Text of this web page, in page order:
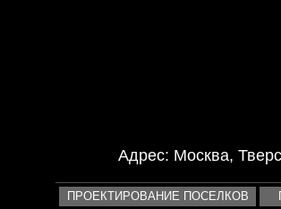
Адрес: Москва,
ПРОЕКТИРОВАНИЕ ПОСЕЛКОВ